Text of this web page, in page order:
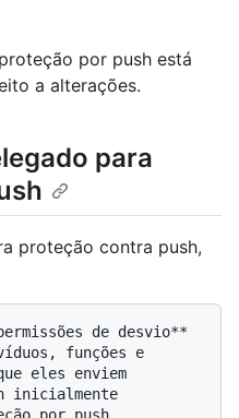
por push está
a alterações.
para
proteção contra push,
funções e
eles enviem
inicialmente